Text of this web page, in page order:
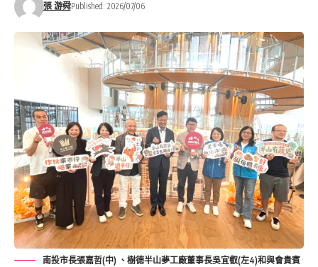
張 游舜Published: 2026/07/06
南投市長張嘉哲(中) 、樹德半山夢工廠董事長吳宜叡(左4)和與會貴賓